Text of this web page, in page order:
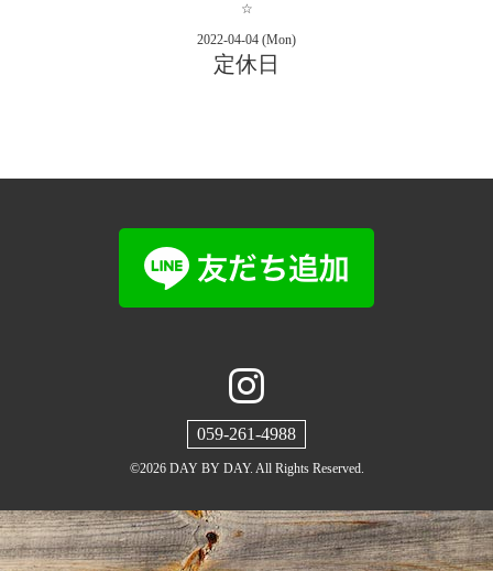
☆
2022-04-04 (Mon)
定休日
059-261-4988
©2026 DAY BY DAY. All Rights Reserved.